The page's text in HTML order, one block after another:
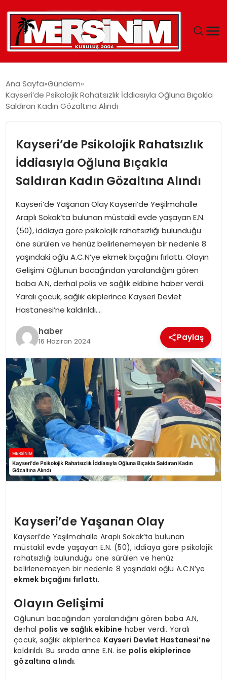
YAŞAM
SAĞLIK
EĞITIM
SPOR
EKONOMI
MAGAZIN
DÜNYA
OTOMOBIL
Ana Sayfa Gündem
Kayseri’de Psikolojik Rahatsızlık İddiasıyla Oğluna Bıçakla
Saldıran Kadın Gözaltına Alındı
Kayseri’de Psikolojik Rahatsızlık
İddiasıyla Oğluna Bıçakla
Saldıran Kadın Gözaltına Alındı
Kayseri’de Yaşanan Olay Kayseri’de Yeşilmahalle
Araplı Sokak’ta bulunan müstakil evde yaşayan E.N.
(50), iddiaya göre psikolojik rahatsızlığı bulunduğu
öne sürülen ve henüz belirlenemeyen bir nedenle 8
yaşındaki oğlu A.C.N’ye ekmek bıçağını fırlattı. Olayın
Gelişimi Oğlunun bacağından yaralandığını gören
baba A.N, derhal polis ve sağlık ekibine haber verdi.
Yaralı çocuk, sağlık ekiplerince Kayseri Devlet
Hastanesi’ne kaldırıldı….
haber
16 Haziran 2024 Paylaş
Kayseri’de Yaşanan Olay
Kayseri’de Yeşilmahalle Araplı Sokak’ta bulunan
müstakil evde yaşayan E.N. (50), iddiaya göre psikolojik
rahatsızlığı bulunduğu öne sürülen ve henüz
belirlenemeyen bir nedenle 8 yaşındaki oğlu A.C.N’ye
ekmek bıçağını fırlattı.
Olayın Gelişimi
Oğlunun bacağından yaralandığını gören baba A.N,
derhal polis ve sağlık ekibine haber verdi. Yaralı
çocuk, sağlık ekiplerince Kayseri Devlet Hastanesi’ne
kaldırıldı. Bu sırada anne E.N. ise polis ekiplerince
gözaltına alındı.